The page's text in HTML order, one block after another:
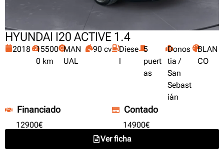
HYUNDAI I20 ACTIVE 1.4
2018
15500
0 km
MAN
UAL
90 cv
Diese 5
puert
as
Donos
tia /
San
Sebast
ián
BLAN
CO
Financiado
12900€
Contado
14900€
Ver ficha